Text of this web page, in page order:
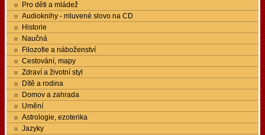
Pro děti a mládež
Audioknihy - mluvené slovo na CD
Historie
Naučná
Filozofie a náboženství
Cestování, mapy
Zdraví a životní styl
Dítě a rodina
Domov a zahrada
Umění
Astrologie, ezoterika
Jazyky